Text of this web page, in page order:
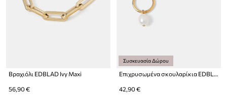
Βραχιόλι EDBLAD Ivy Maxi
56,90 €
Συσκευασία Δώρου
Επιχρυσωμένα σκουλαρίκια EDBLAD Perla
42,90 €